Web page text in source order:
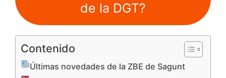
de la DGT?
Contenido
Últimas novedades de la ZBE de Sagunt